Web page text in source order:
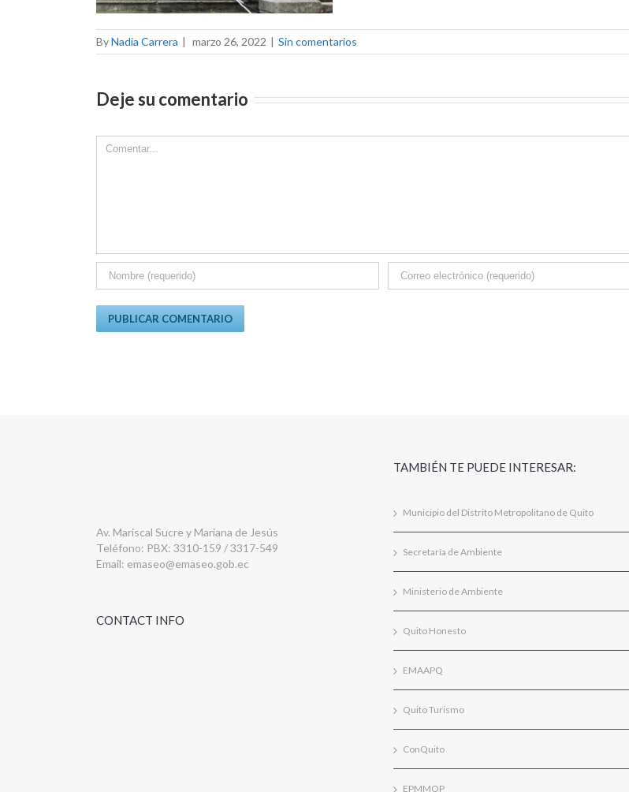
ByNadia Carrera | marzo 26, 2022 | Sin comentarios
Deje su comentario
Comment
Av. Mariscal Sucre y Mariana de Jesús
Teléfono: PBX: 3310-159 / 3317-549
Email: emaseo@emaseo.gob.ec
CONTACT INFO
TAMBIÉN TE PUEDE INTERESAR:
Municipio del Distrito Metropolitano de Quito
Secretaría de Ambiente
Ministerio de Ambiente
Quito Honesto
EMAAPQ
Quito Turismo
ConQuito
EPMMOP